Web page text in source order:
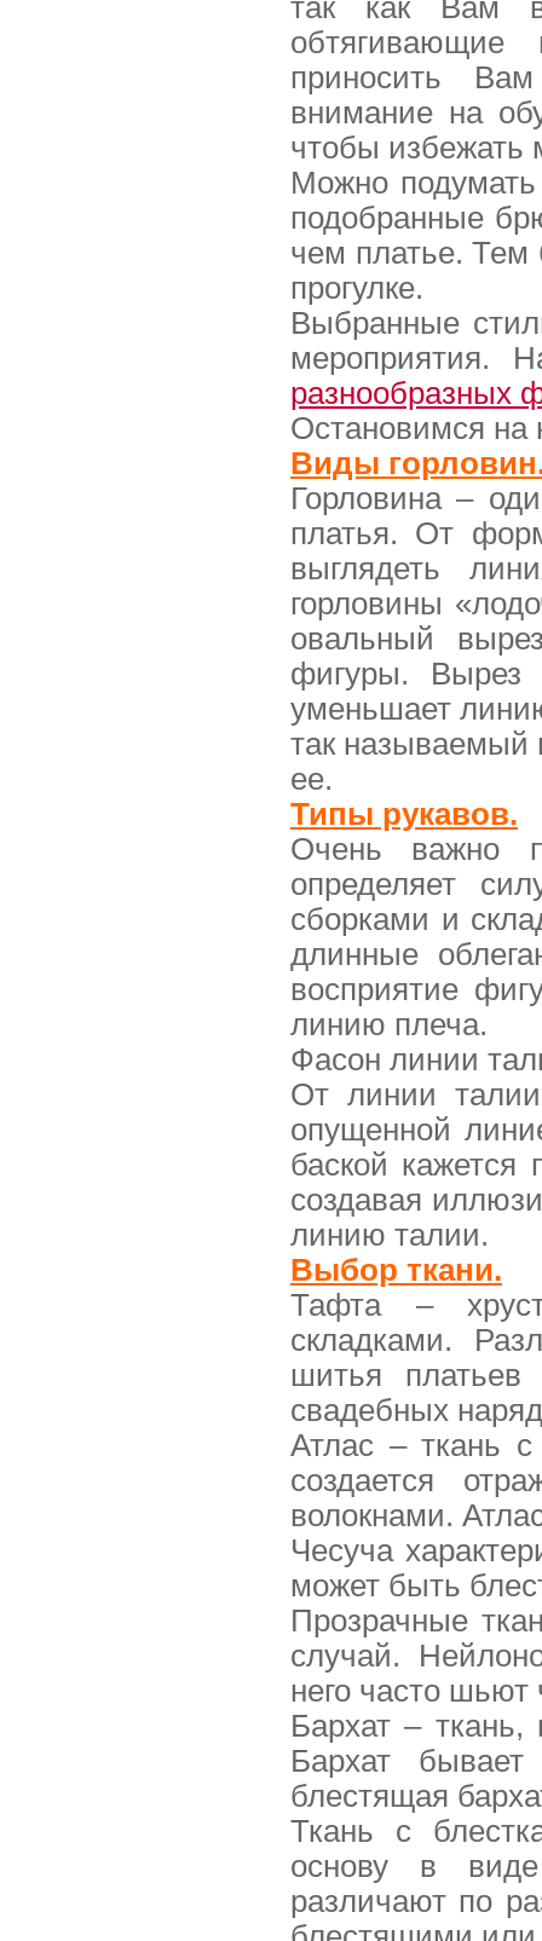
так как Вам
приносить
внимание на
чтобы избежать
Можно
подобранные
чем платье. Тем
прогулке.
Выбранные
мероприятия.
разнообразных
Остановимся на
Виды
Горловина –
платья. От
выглядеть
горловины
овальный
фигуры. Вырез
уменьшает
так называемый
ее.
Типы рукавов.
Очень важно
определяет
сборками и
длинные
восприятие
линию плеча.
Фасон линии
От линии
опущенной
баской
создавая
линию талии.
Выбор ткани.
Тафта –
складками.
шитья платьев
свадебных
Атлас – ткань
создается
волокнами.
Чесуча
может быть
Прозрачные
случай.
него часто шьют
Бархат –
Бархат
блестящая
Ткань с
основу в
различают по